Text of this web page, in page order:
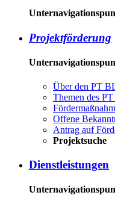
Pro­jekt­för­de­rung
Über den PT
The­men des
Of­fe­ne
An­trag auf
Pro­jekt­su­che
Dienst­leis­tun­gen